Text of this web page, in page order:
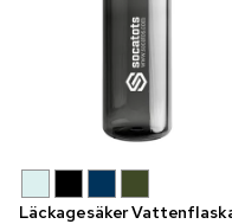
Läckagesäker